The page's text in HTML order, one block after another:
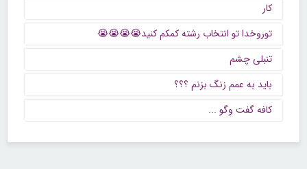
کار
توروخدا تو انتخاب رشته کمکم کنید😭😭😭😭
تنبلی چشم
باید به عمم زنگ بزنم ؟؟؟
كافه گفت وگو ...